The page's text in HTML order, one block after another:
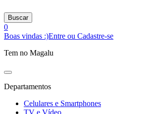
Buscar
0
Boas vindas :)Entre ou Cadastre-se
Tem no Magalu
Departamentos
Celulares e Smartphones
TV e Vídeo